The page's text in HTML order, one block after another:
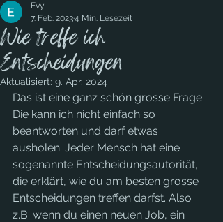
Wie treffe ich
Entscheidungen
Evy
7. Feb. 20234 Min. Lesezeit
Aktualisiert: 9. Apr. 2024
Das ist eine ganz schön grosse Frage.
Die kann ich nicht einfach so
beantworten und darf etwas
ausholen. Jeder Mensch hat eine
sogenannte Entscheidungsautorität,
die erklärt, wie du am besten grosse
Entscheidungen treffen darfst. Also
z.B. wenn du einen neuen Job, ein